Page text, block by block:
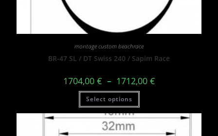
montage custom beachrace
BR-47 SL / DT Swiss 240 / Sapim Race
1704,00 € – 1712,00 €
Select options